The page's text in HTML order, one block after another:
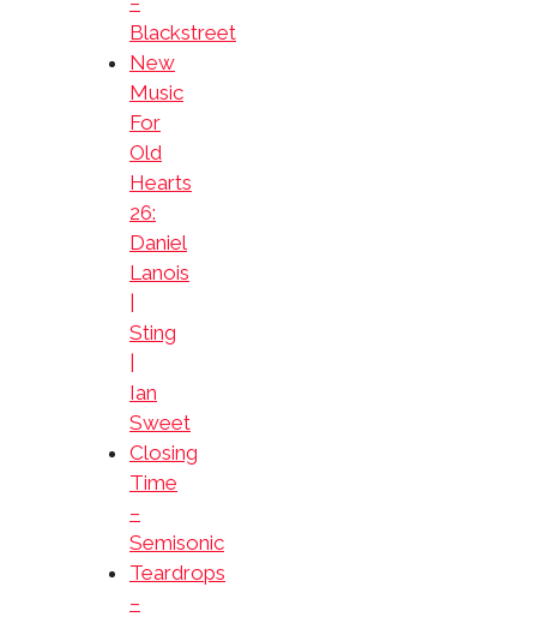
Blackstreet
New
Music
For
Old
Hearts
26:
Daniel
Lanois
Sting
Ian
Sweet
Closing
Time
–
Semisonic
Teardrops
–